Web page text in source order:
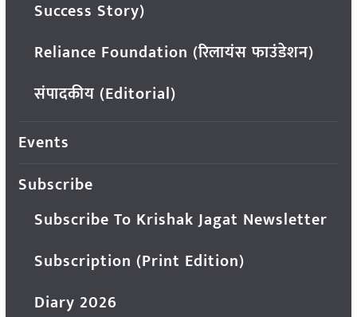
Success Story)
Reliance Foundation (रिलायंस फाउंडेशन)
संपादकीय (Editorial)
Events
Subscribe
Subscribe To Krishak Jagat Newsletter
Subscription (Print Edition)
Diary 2026